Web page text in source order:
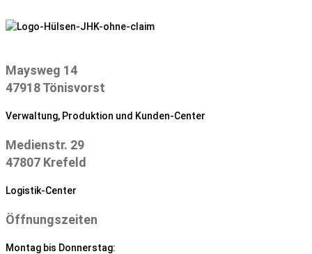
Inhalt
Maysweg 14
47918 Tönisvorst
Verwaltung, Produktion und Kunden-Center
Medienstr. 29
47807 Krefeld
Logistik-Center
Öffnungszeiten
Montag bis Donnerstag: